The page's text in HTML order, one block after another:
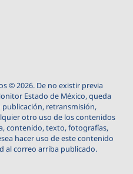
© 2026. De no existir previa
Estado de México, queda
retransmisión,
otro uso de los contenidos
contenido, texto, fotografías,
hacer uso de este contenido
al correo arriba publicado.